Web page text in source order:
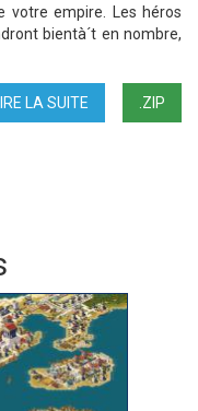
votre empire. Les héros
bientà´t en nombre,
.ZIP
LIRE LA SUITE
BAC